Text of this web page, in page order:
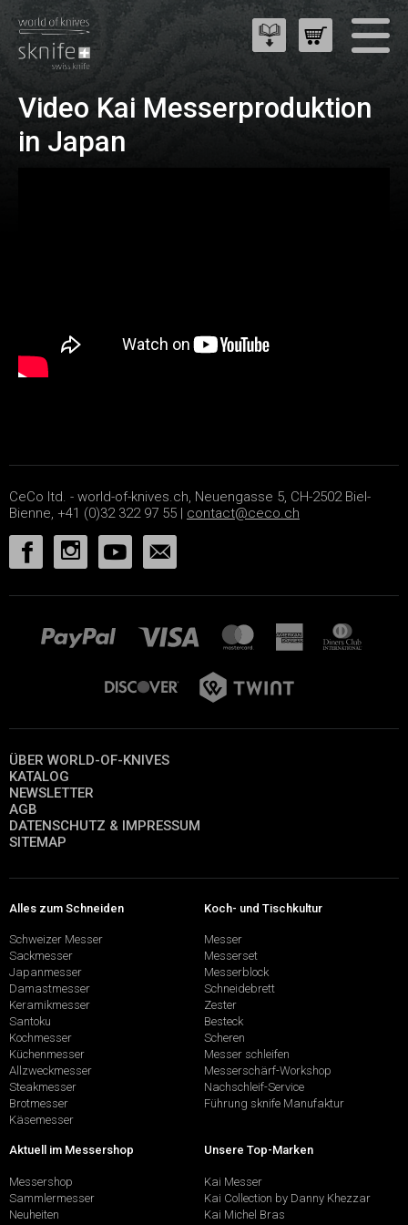
Video Kai Messerproduktion
in Japan
CeCo ltd. - world-of-knives.ch, Neuengasse 5, CH-2502 Biel-
Bienne, +41 (0)32 322 97 55 | contact@ceco.ch
ÜBER WORLD-OF-KNIVES
KATALOG
NEWSLETTER
AGB
DATENSCHUTZ & IMPRESSUM
SITEMAP
Alles zum Schneiden
Schweizer Messer
Sackmesser
Japanmesser
Damastmesser
Keramikmesser
Santoku
Kochmesser
Küchenmesser
Allzweckmesser
Steakmesser
Brotmesser
Käsemesser
Koch- und Tischkultur
Messer
Messerset
Messerblock
Schneidebrett
Zester
Besteck
Scheren
Messer schleifen
Messerschärf-Workshop
Nachschleif-Service
Führung sknife Manufaktur
Aktuell im Messershop
Messershop
Sammlermesser
Neuheiten
Unsere Top-Marken
Kai Messer
Kai Collection by Danny Khezzar
Kai Michel Bras